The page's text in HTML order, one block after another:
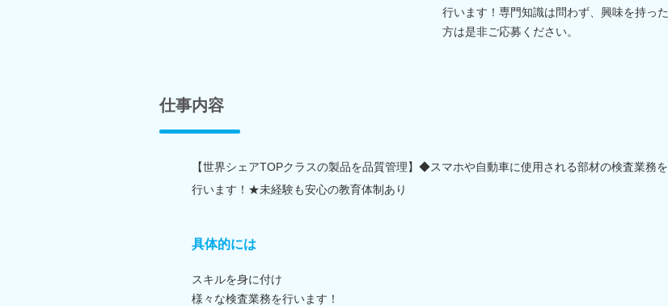
行います！専門知識は問わず、興味を持った
方は是非ご応募ください。
仕事内容
【世界シェアTOPクラスの製品を品質管理】◆スマホや自動車に使用される部材の検査業務を
行います！★未経験も安心の教育体制あり
具体的には
スキルを身に付け
様々な検査業務を行います！